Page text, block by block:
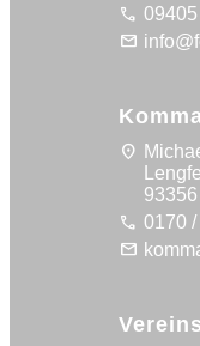
call
mail
location_on
call 0170
mail